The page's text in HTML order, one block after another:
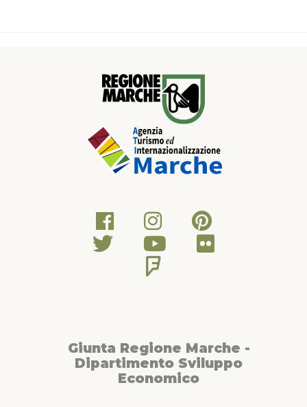
Giunta Regione Marche -
Dipartimento Sviluppo
Economico